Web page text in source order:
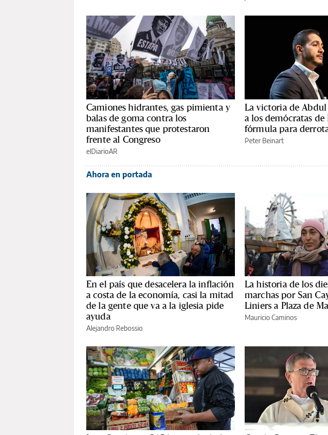
Camiones hidrantes, gas pimienta y
balas de goma contra los
manifestantes que protestaron
frente al Congreso
elDiarioAR
La victoria de Abdul
a los demócratas de
fórmula para
Peter Beinart
Ahora en portada
En el país que desacelera la inflación
a costa de la economía, casi la mitad
de la gente que va a la iglesia pide
ayuda
Alejandro Rebossio
La historia de los
marchas por San
Liniers a Plaza de
Mauricio Caminos